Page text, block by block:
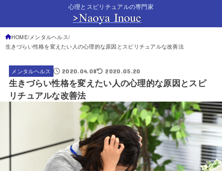
心理とスピリチュアルの専門家
HOME メンタルヘルス
生きづらい性格を変えたい人の心理的な原因とスピリチュアルな改善法
メンタルヘルス 2020.04.08 2020.05.20
生きづらい性格を変えたい人の心理的な原因とスピ
リチュアルな改善法